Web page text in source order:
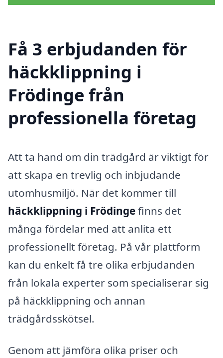
Få 3 erbjudanden för
häckklippning i
Frödinge från
professionella företag
Att ta hand om din trädgård är viktigt för
att skapa en trevlig och inbjudande
utomhusmiljö. När det kommer till
häckklippning i Frödingefinns det
många fördelar med att anlita ett
professionellt företag. På vår plattform
kan du enkelt få tre olika erbjudanden
från lokala experter som specialiserar sig
på häckklippning och annan
trädgårdsskötsel.
Genom att jämföra olika priser och